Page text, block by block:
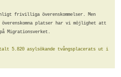
ligt frivilliga överenskommelser. Men
överenskomna platser har vi möjlighet att
på Migrationsverket.
5.820 asylsökande tvångsplacerats ut i